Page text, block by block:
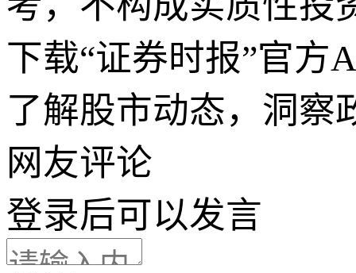
下载“证券时报”官方
了解股市动态，洞察
网友评论
登录后可以发言